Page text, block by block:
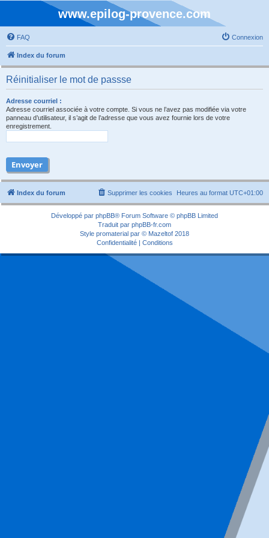
www.epilog-provence.com
FAQ Connexion
Index du forum
Réinitialiser le mot de passse
Adresse courriel :
Adresse courriel associée à votre compte. Si vous ne l’avez pas modifiée via votre
panneau d’utilisateur, il s’agit de l’adresse que vous avez fournie lors de votre
enregistrement.
Index du forum Heures au format UTC+01:00
Supprimer les cookies
Développé par phpBB® Forum Software © phpBB Limited
Traduit par phpBB-fr.com
Style promaterial par © Mazeltof 2018
Confidentialité| Conditions